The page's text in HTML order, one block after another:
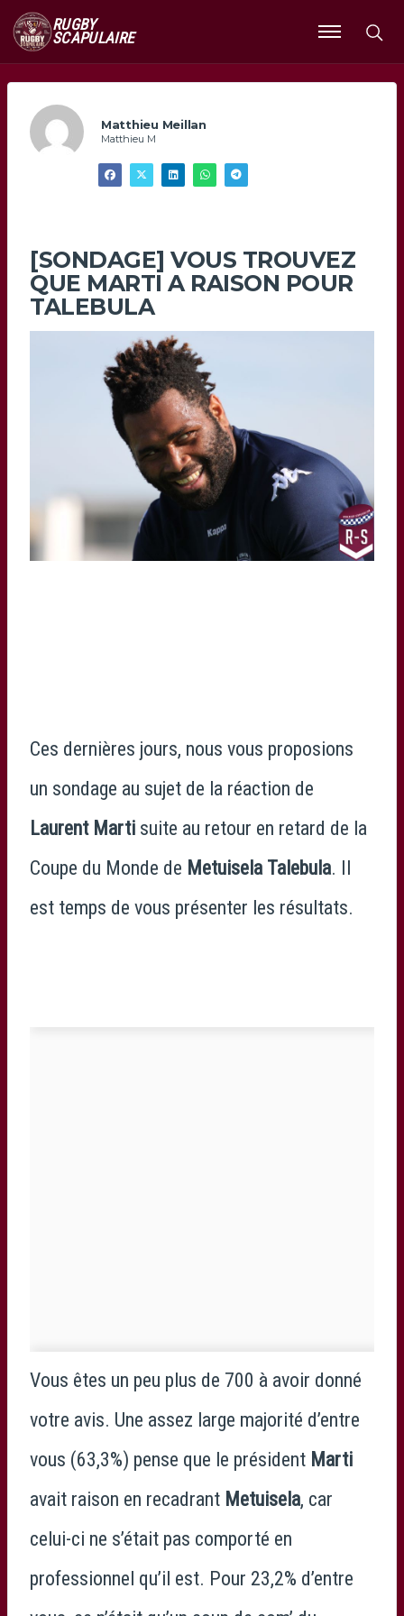
RUGBY
SCAPULAIRE
Ouvrir
le
Matthieu Meillan
Matthieu M
[SONDAGE] VOUS TROUVEZ
QUE MARTI A RAISON POUR
TALEBULA
Ces dernières jours, nous vous proposions
un sondage au sujet de la réaction de
Laurent Marti suite au retour en retard de la
Coupe du Monde de Metuisela Talebula. Il
est temps de vous présenter les résultats.
Vous êtes un peu plus de 700 à avoir donné
votre avis. Une assez large majorité d’entre
vous (63,3%) pense que le président Marti
avait raison en recadrant Metuisela, car
celui-ci ne s’était pas comporté en
professionnel qu’il est. Pour 23,2% d’entre